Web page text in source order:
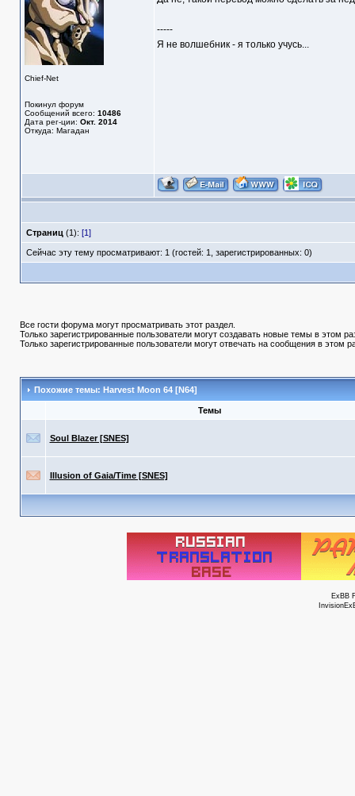
Chief-Net
Покинул форум
Сообщений всего: 10486
Дата рег-ции: Окт. 2014
Откуда: Магадан
-----
Я не волшебник - я только учусь...
Страниц (1): [1]
Сейчас эту тему просматривают: 1 (гостей: 1, зарегистрированных: 0)
Все гости форума могут просматривать этот раздел.
Только зарегистрированные пользователи могут создавать новые темы в этом
Только зарегистрированные пользователи могут отвечать на сообщения в этом
Похожие темы: Harvest Moon 64 [N64]
Темы
Soul Blazer [SNES]
Illusion of Gaia/Time [SNES]
ExBB